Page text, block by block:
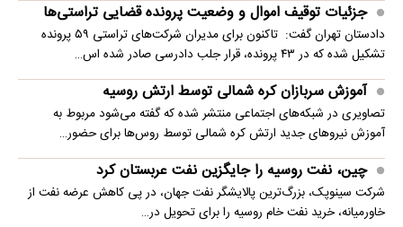
جزئیات توقیف اموال و وضعیت پرونده قضایی تراستی‌ها
دادستان تهران گفت: تاکنون برای مدیران شرکت‌های تراستی ۵۹ پرونده
تشکیل شده که در ۴۳ پرونده، قرار جلب دادرسی صادر شده اس…
آموزش سربازان کره شمالی توسط ارتش روسیه
تصاویری در شبکه‌های اجتماعی منتشر شده که گفته می‌شود مربوط به
آموزش نیروهای جدید ارتش کره شمالی توسط روس‌ها برای حضور…
چین، نفت روسیه را جایگزین نفت عربستان کرد
شرکت سینوپک، بزرگ‌ترین پالایشگر نفت جهان، در پی کاهش عرضه نفت از
خاورمیانه، خرید نفت خام روسیه را برای تحویل در…